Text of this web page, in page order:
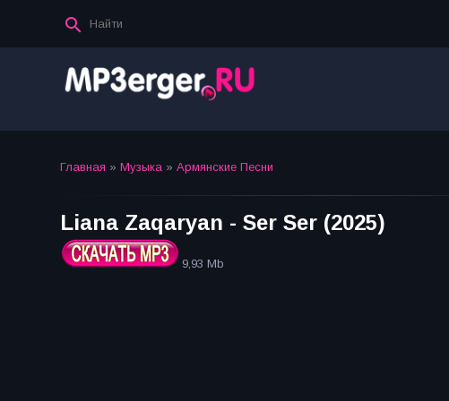
Главная » Музыка » Армянские Песни
Liana Zaqaryan - Ser Ser (2025)
9,93 Mb